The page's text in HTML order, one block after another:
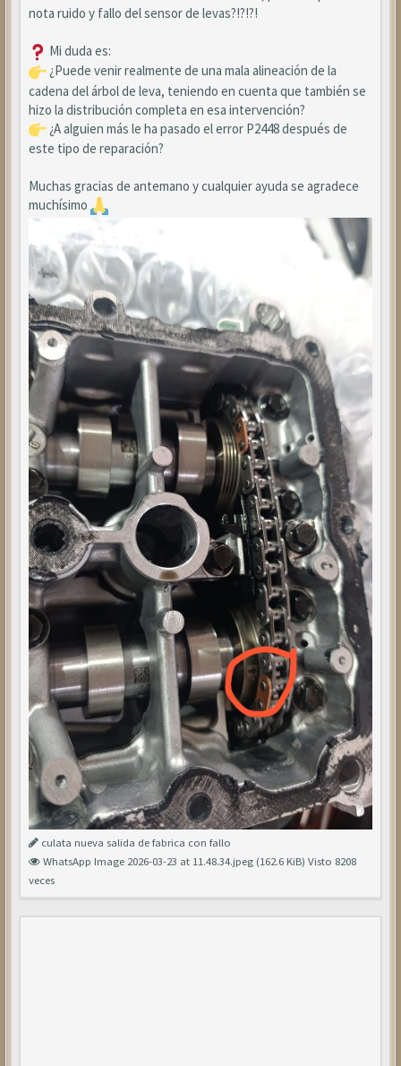
nota ruido y fallo del sensor de levas?!?!?!
Mi duda es:
¿Puede venir realmente de una mala alineación de la
cadena del árbol de leva, teniendo en cuenta que también se
hizo la distribución completa en esa intervención?
¿A alguien más le ha pasado el error P2448 después de
este tipo de reparación?
Muchas gracias de antemano y cualquier ayuda se agradece
muchísimo
culata nueva salida de fabrica con fallo
WhatsApp Image 2026-03-23 at 11.48.34.jpeg (162.6 KiB) Visto 8208
veces